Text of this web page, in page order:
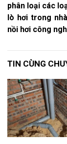
phân loại các
lò hơi trong
nồi hơi công
TIN CÙNG